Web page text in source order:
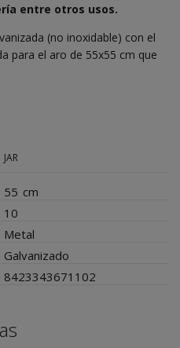
entre otros usos.
(no inoxidable) con el
para el aro de 55x55 cm que
JAR
55 cm
10
Metal
Galvanizado
8423343671102